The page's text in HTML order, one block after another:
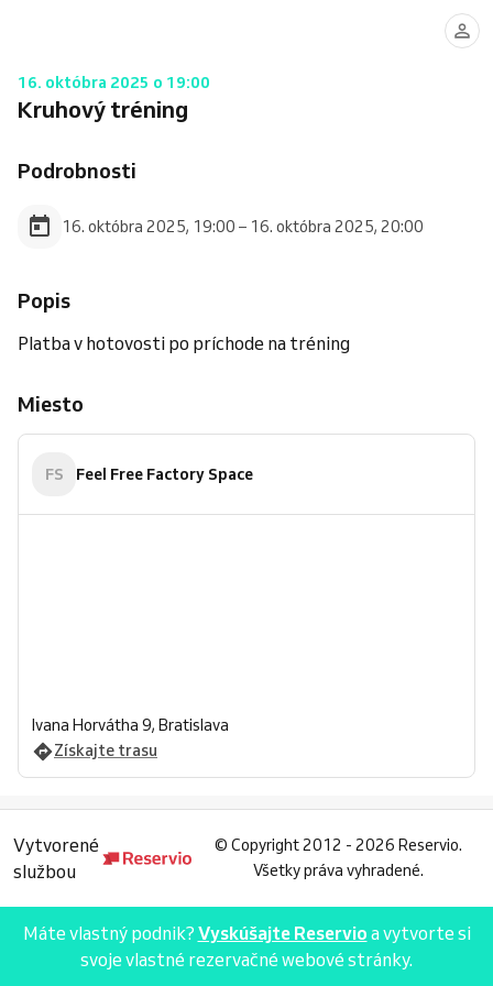
16. októbra 2025 o 19:00
Kruhový tréning
Podrobnosti
16. októbra 2025, 19:00 – 16. októbra 2025, 20:00
Popis
Platba v hotovosti po príchode na tréning
Miesto
FS Feel Free Factory Space
Ivana Horvátha 9, Bratislava
Získajte trasu
Vytvorené
službou
© Copyright 2012 - 2026 Reservio.
Všetky práva vyhradené.
Máte vlastný podnik? Vyskúšajte Reservio a vytvorte si
svoje vlastné rezervačné webové stránky.